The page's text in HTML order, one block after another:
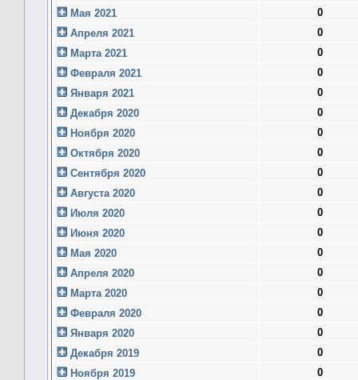
Мая 2021
0
Апреля 2021
0
Марта 2021
0
Февраля 2021
0
Января 2021
0
Декабря 2020
0
Ноября 2020
0
Октября 2020
0
Сентября 2020
0
Августа 2020
0
Июля 2020
0
Июня 2020
0
Мая 2020
0
Апреля 2020
0
Марта 2020
0
Февраля 2020
0
Января 2020
0
Декабря 2019
0
Ноября 2019
0